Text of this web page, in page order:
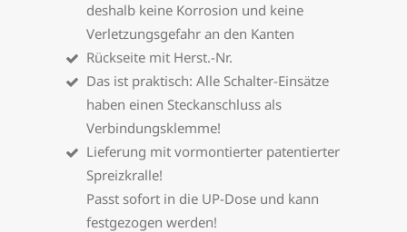
deshalb keine Korrosion und keine
Verletzungsgefahr an den Kanten
Rückseite mit Herst.-Nr.
Das ist praktisch: Alle Schalter-Einsätze
haben einen Steckanschluss als
Verbindungsklemme!
Lieferung mit vormontierter patentierter
Spreizkralle!
Passt sofort in die UP-Dose und kann
festgezogen werden!